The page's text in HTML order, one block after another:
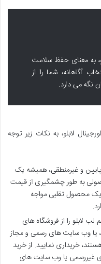
به معنای حفظ سلامت
آگاهانه، شما را از
نگه می دارد.
لابلو، به نکات زیر توجه
و غیرمنطقی، همیشه یک
به طور چشمگیری از قیمت
یک محصول تقلبی مواجه
لب لابلو را از فروشگاه های
یا وب سایت های رسمی و مجاز
خریداری نمایید. از خرید
غیررسمی یا وب سایت های